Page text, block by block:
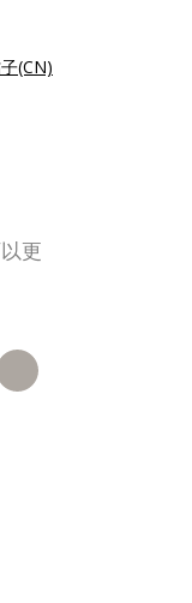
(CN)
更